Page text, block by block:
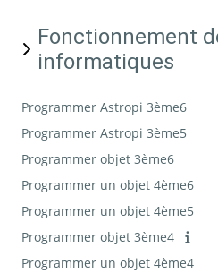
Fonctionnement
informatiques
Programmer Astropi 3ème6
Programmer Astropi 3ème5
Programmer objet 3ème6
Programmer un objet 4ème6
Programmer un objet 4ème5
Programmer objet 3ème4
Programmer un objet 4ème4